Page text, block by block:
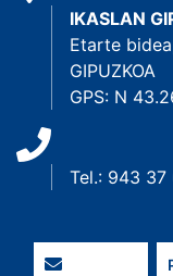
IKASLAN
Etarte
GIPUZKOA
GPS: N
Tel.: 943 37